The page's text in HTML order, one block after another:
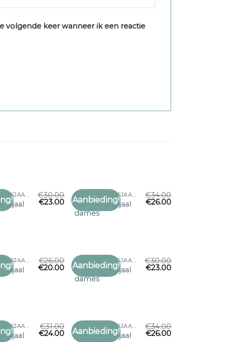
volgende keer wanneer ik een reactie
Toevoegen
OLIJFGROENE SJAAL DAMES
sjaal
€30.00
€23.00 Aanbieding!
Toevoegen
OLIJFGROENE SJAAL DAMES
olijfgroene sjaal
dames
€34.00
€26.00
Toevoegen
OLIJFGROENE SJAAL DAMES
sjaal
€26.00
€20.00 Aanbieding!
Toevoegen
OLIJFGROENE SJAAL DAMES
olijfgroene sjaal
dames
€30.00
€23.00
Toevoegen
OLIJFGROENE SJAAL DAMES
sjaal
€31.00
€24.00 Aanbieding!
Toevoegen
OLIJFGROENE SJAAL DAMES
olijfgroene sjaal
€34.00
€26.00